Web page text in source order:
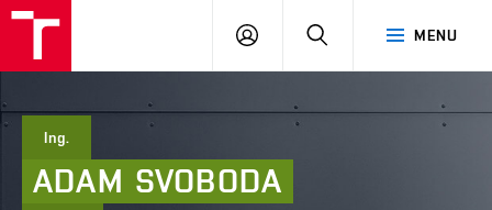
Brno
MENU
PŘIHLÁSIT
Ing.
ADAM SVOBODA